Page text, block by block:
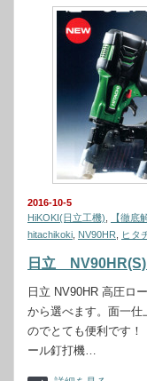
2016-10-5
HiKOKI(日立工機)
【徹底
hitachikoki NV90HR ヒタ
日立
日立 NV90HR 高圧ロ
から選べます。面一仕
のでとても便利です
ール釘打機…